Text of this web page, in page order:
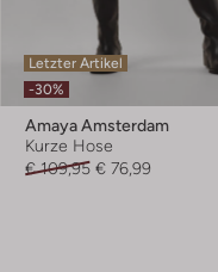
Letzter Artikel
-30%
Amaya Amsterdam
Kurze Hose
€ 109,95 € 76,99